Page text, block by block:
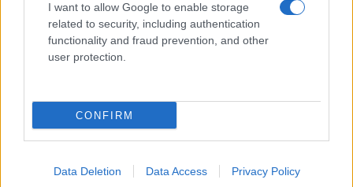
I want to allow Google to enable storage
related to security, including authentication
functionality and fraud prevention, and other
user protection.
CONFIRM
Data Deletion Data Access Privacy Policy
ΣΑΝ ΣΗΜΕΡΑ – 6
Αυγούστου 1870:
γερμανικός στρατός
διαλύει τους Γάλλους
06/08/2026
SNCASE SE.5000
Baroudeur: το γαλλικό
μαχητικό που…